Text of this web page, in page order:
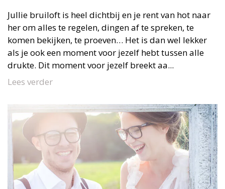
Jullie bruiloft is heel dichtbij en je rent van hot naar
her om alles te regelen, dingen af te spreken, te
komen bekijken, te proeven… Het is dan wel lekker
als je ook een moment voor jezelf hebt tussen alle
drukte. Dit moment voor jezelf breekt aa...
Lees verder